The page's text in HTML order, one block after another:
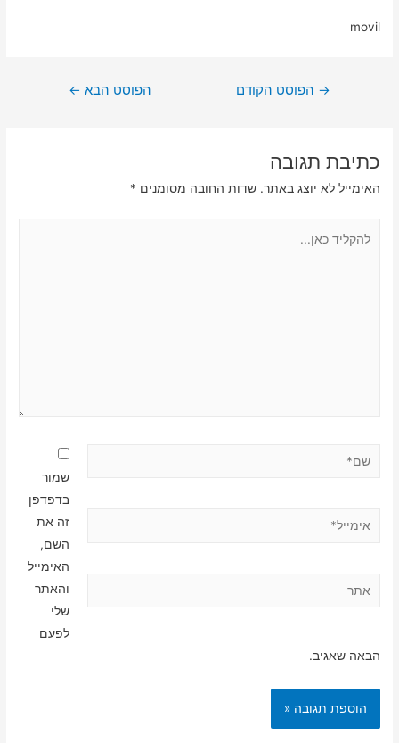
movil
ניווט
→ הפוסט הקודם הפוסט הבא ←
כתיבת תגובה
האימייל לא יוצג באתר. שדות החובה מסומנים *
שמור
בדפדפן
זה את
השם,
האימייל
והאתר
שלי
לפעם
הבאה שאגיב.